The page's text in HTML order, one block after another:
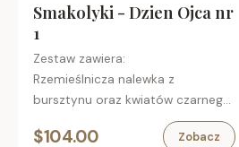
Smakolyki - Dzien Ojca nr
1
Zestaw zawiera:
Rzemieślnicza nalewka z
bursztynu oraz kwiatów czarnego
Podgrzybki brunatne
$104.00 Zobacz